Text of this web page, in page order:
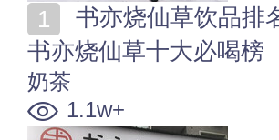
书亦烧仙草十大必喝榜
奶茶
1.1w+